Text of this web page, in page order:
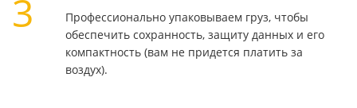
3
Профессионально упаковываем груз, чтобы
обеспечить сохранность, защиту данных и его
компактность (вам не придется платить за
воздух).